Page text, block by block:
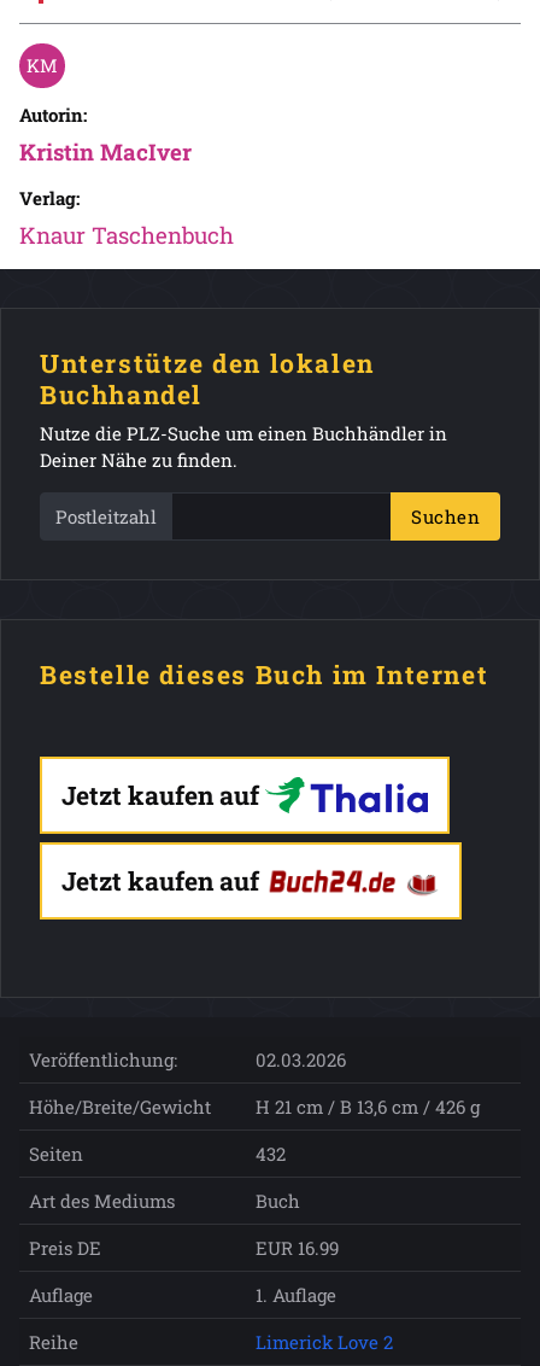
Autorin:
Kristin MacIver
Verlag:
Knaur Taschenbuch
Unterstütze den lokalen
Buchhandel
Nutze die PLZ-Suche um einen Buchhändler in
Deiner Nähe zu finden.
Postleitzahl Suchen
Bestelle dieses Buch im Internet
Jetzt kaufen auf
Jetzt kaufen auf
Veröffentlichung:
02.03.2026
Höhe/Breite/Gewicht
H 21 cm / B 13,6 cm / 426 g
Seiten
432
Art des Mediums
Buch
Preis DE
EUR 16.99
Auflage
1. Auflage
Reihe
Limerick Love 2